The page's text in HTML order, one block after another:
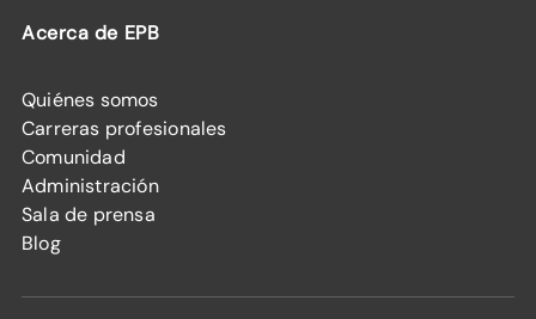
Acerca de EPB
Quiénes somos
Carreras profesionales
Comunidad
Administración
Sala de prensa
Blog